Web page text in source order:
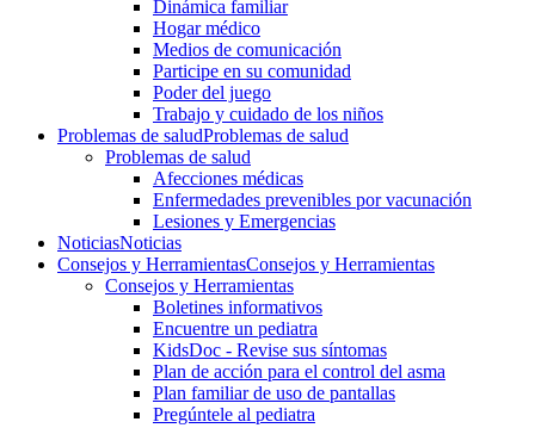
Dinámica familiar
Hogar médico
Medios de comunicación
Participe en su comunidad
Poder del juego
Trabajo y cuidado de los niños
Problemas de saludProblemas de salud
Problemas de salud
Afecciones médicas
Enfermedades prevenibles por vacunación
Lesiones y Emergencias
NoticiasNoticias
Consejos y HerramientasConsejos y Herramientas
Consejos y Herramientas
Boletines informativos
Encuentre un pediatra
KidsDoc - Revise sus síntomas
Plan de acción para el control del asma
Plan familiar de uso de pantallas
Pregúntele al pediatra